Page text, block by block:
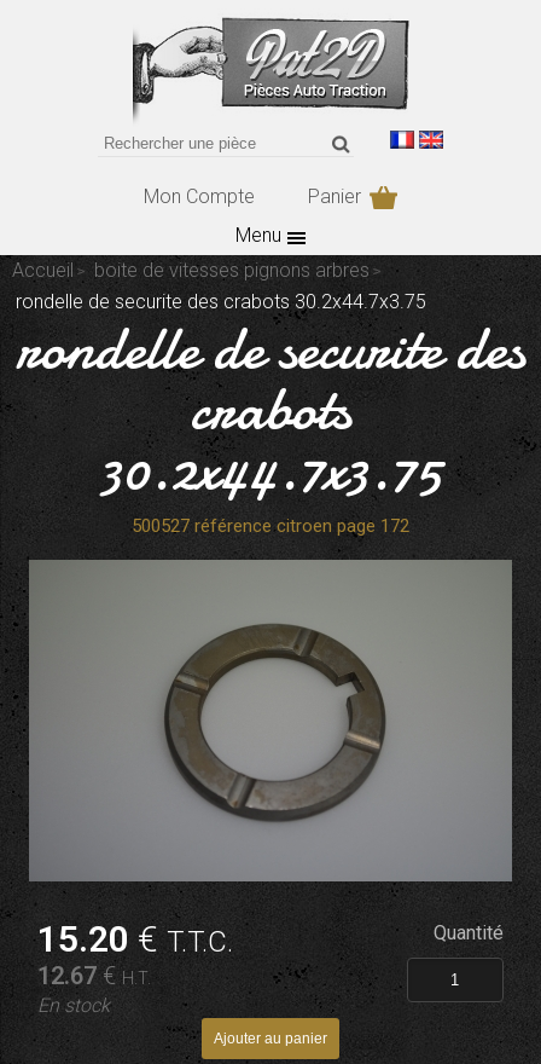
Mon Compte
Panier
Menu
Accueil
boite de vitesses pignons arbres
rondelle de securite des crabots 30.2x44.7x3.75
rondelle de securite des
crabots
30.2x44.7x3.75
500527 référence citroen page 172
15.20 €T.T.C.
12.67 €H.T.
En stock
Quantité